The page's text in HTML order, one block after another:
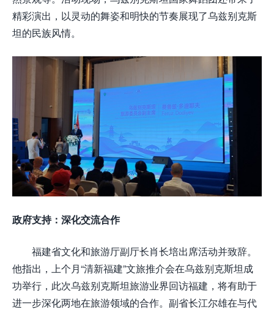
精彩演出，以灵动的舞姿和明快的节奏展现了乌兹别克斯
坦的民族风情。
政府支持：深化交流合作
福建省文化和旅游厅副厅长肖长培出席活动并致辞。
他指出，上个月“清新福建”文旅推介会在乌兹别克斯坦成
功举行，此次乌兹别克斯坦旅游业界回访福建，将有助于
进一步深化两地在旅游领域的合作。副省长江尔雄在与代